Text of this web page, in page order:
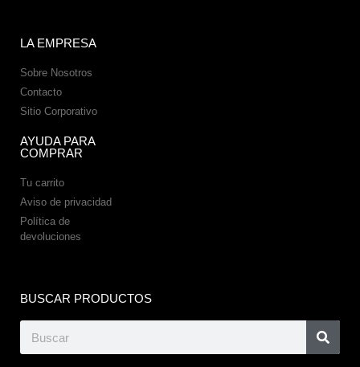
LA EMPRESA
Sobre Nosotros
Contacto
Sitio Corporativo
AYUDA PARA
COMPRAR
Tu carrito
Aviso de privacidad
Política de
devoluciones
BUSCAR PRODUCTOS